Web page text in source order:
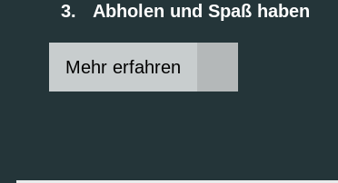
Abholen und Spaß haben
Mehr erfahren